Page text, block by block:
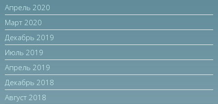
Апрель 2020
Март 2020
Декабрь 2019
Июль 2019
Апрель 2019
Декабрь 2018
Август 2018